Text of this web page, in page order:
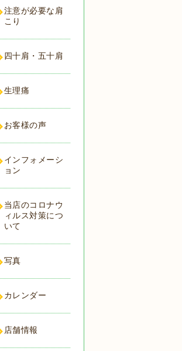
注意が必要な肩
こり
四十肩・五十肩
生理痛
お客様の声
インフォメーシ
ョン
当店のコロナウ
ィルス対策につ
いて
写真
カレンダー
店舗情報